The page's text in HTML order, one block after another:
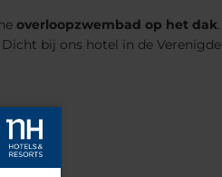
overloopzwembad op het dak.
bij ons hotel in de Verenigde